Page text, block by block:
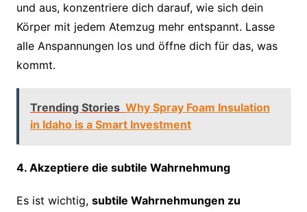
und aus, konzentriere dich darauf, wie sich dein
Körper mit jedem Atemzug mehr entspannt. Lasse
alle Anspannungen los und öffne dich für das, was
kommt.
Trending Stories Why Spray Foam Insulation
in Idaho is a Smart Investment
4. Akzeptiere die subtile Wahrnehmung
Es ist wichtig, subtile Wahrnehmungen zu